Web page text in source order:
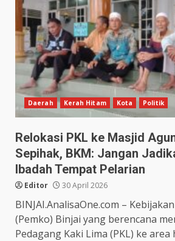
Daerah Kerah Hitam Kota Politik
Relokasi PKL ke Masjid
Sepihak, BKM: Jangan
Ibadah Tempat Pelarian
Editor 30 April 2026
BINJAI.AnalisaOne.com –
(Pemko) Binjai yang berencana
Pedagang Kaki Lima (PKL) ke area